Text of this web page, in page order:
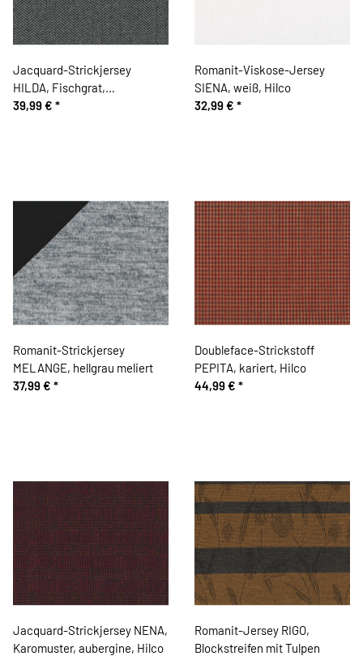
Jacquard-Strickjersey
HILDA, Fischgrat,
dunkelgrau, Hilco
39,99 € *
Romanit-Viskose-Jersey
SIENA, weiß, Hilco
32,99 € *
Romanit-Strickjersey
MELANGE, hellgrau meliert
37,99 € *
Doubleface-Strickstoff
PEPITA, kariert, Hilco
44,99 € *
Jacquard-Strickjersey NENA,
Karomuster, aubergine, Hilco
Romanit-Jersey RIGO,
Blockstreifen mit Tulpen